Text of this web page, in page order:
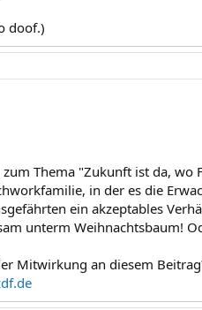
doof.)
Thema "Zukunft ist da, wo
in der es die
ein akzeptables
unterm Weihnachtsbaum!
Mitwirkung an diesem